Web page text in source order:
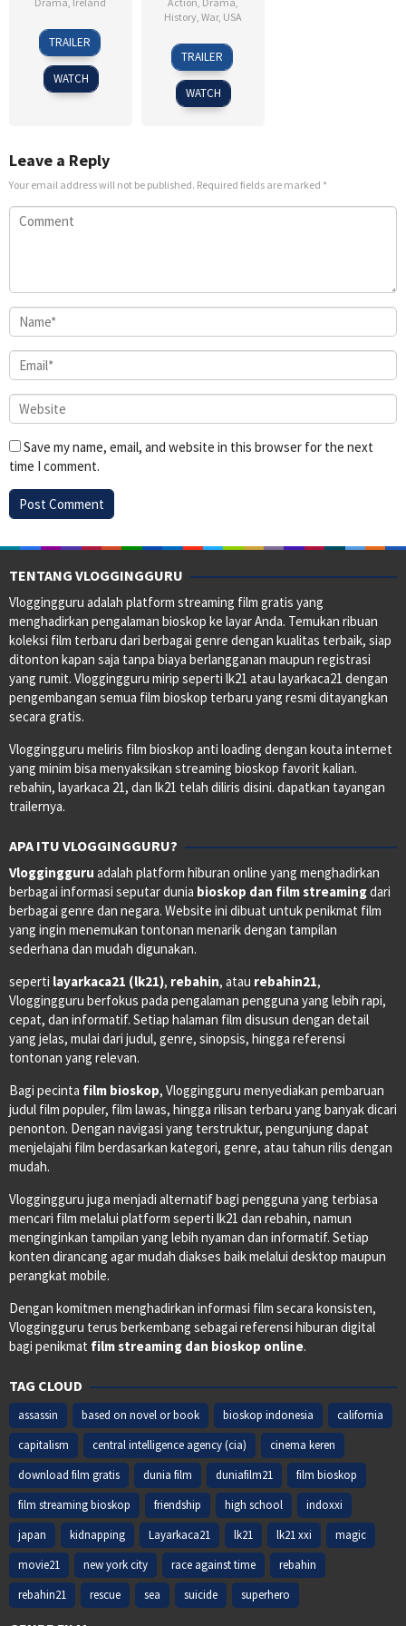
19
Sep
2025
Tim
Mielants
TRAILER
WATCH
History, War, USA
18
Jan
2018
Nicolai
Fuglsig
TRAILER
WATCH
Leave a Reply
Your email address will not be published. Required fields are marked *
Save my name, email, and website in this browser for the next
time I comment.
TENTANG VLOGGINGGURU
Vloggingguru adalah platform streaming film gratis yang
menghadirkan pengalaman bioskop ke layar Anda. Temukan ribuan
koleksi film terbaru dari berbagai genre dengan kualitas terbaik, siap
ditonton kapan saja tanpa biaya berlangganan maupun registrasi
yang rumit. Vloggingguru mirip seperti lk21 atau layarkaca21 dengan
pengembangan semua film bioskop terbaru yang resmi ditayangkan
secara gratis.
Vloggingguru meliris film bioskop anti loading dengan kouta internet
yang minim bisa menyaksikan streaming bioskop favorit kalian.
rebahin, layarkaca 21, dan lk21 telah diliris disini. dapatkan tayangan
trailernya.
APA ITU VLOGGINGGURU?
Vloggingguru adalah platform hiburan online yang menghadirkan
berbagai informasi seputar dunia bioskop dan film streamingdari
berbagai genre dan negara. Website ini dibuat untuk penikmat film
yang ingin menemukan tontonan menarik dengan tampilan
sederhana dan mudah digunakan.
seperti layarkaca21 (lk21), rebahin, atau rebahin21,
Vloggingguru berfokus pada pengalaman pengguna yang lebih rapi,
cepat, dan informatif. Setiap halaman film disusun dengan detail
yang jelas, mulai dari judul, genre, sinopsis, hingga referensi
tontonan yang relevan.
Bagi pecinta film bioskop, Vloggingguru menyediakan pembaruan
judul film populer, film lawas, hingga rilisan terbaru yang banyak dicari
penonton. Dengan navigasi yang terstruktur, pengunjung dapat
menjelajahi film berdasarkan kategori, genre, atau tahun rilis dengan
mudah.
Vloggingguru juga menjadi alternatif bagi pengguna yang terbiasa
mencari film melalui platform seperti lk21 dan rebahin, namun
menginginkan tampilan yang lebih nyaman dan informatif. Setiap
konten dirancang agar mudah diakses baik melalui desktop maupun
perangkat mobile.
Dengan komitmen menghadirkan informasi film secara konsisten,
Vloggingguru terus berkembang sebagai referensi hiburan digital
bagi penikmat film streaming dan bioskop online.
TAG CLOUD
assassin based on novel or book bioskop indonesia
california
capitalism
central intelligence agency (cia)
cinema keren
download film gratis
dunia film duniafilm21
film bioskop
film streaming bioskop
friendship high school
indoxxi
japan
kidnapping Layarkaca21 lk21 lk21 xxi
magic
movie21
new york city race against time
rebahin
rebahin21
rescue sea suicide superhero